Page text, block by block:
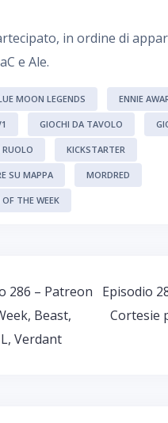
in ordine di
e Ale.
MOON LEGENDS ENNIE
GIOCHI DA TAVOLO
KICKSTARTER
SU MAPPA MORDRED
THE WEEK
286 – Patreon
Beast,
Verdant
Episodio
Cortesie